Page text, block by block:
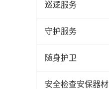
巡逻服务
守护服务
随身护卫
安全检查安保器材